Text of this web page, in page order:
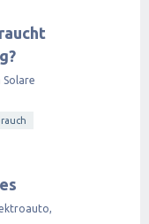
Solare